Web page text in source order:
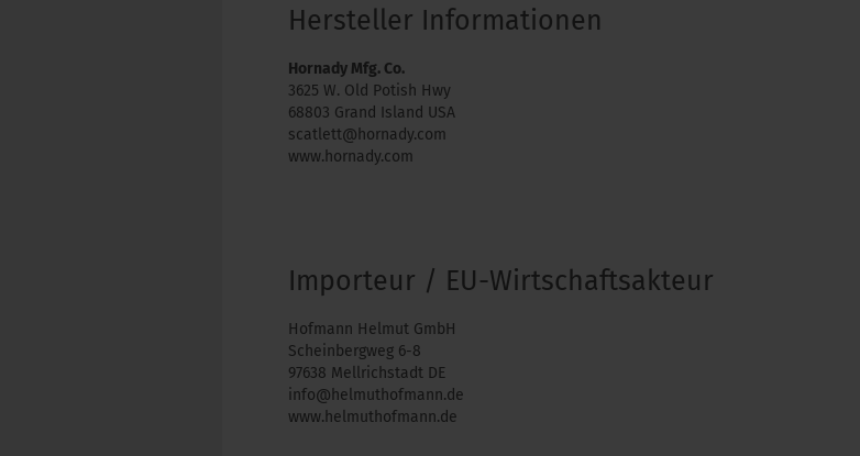
Hersteller Informationen
Hornady Mfg. Co.
3625 W. Old Potish Hwy
68803 Grand Island USA
scatlett@hornady.com
www.hornady.com
Importeur / EU-Wirtschaftsakteur
Hofmann Helmut GmbH
Scheinbergweg 6-8
97638 Mellrichstadt DE
info@helmuthofmann.de
www.helmuthofmann.de